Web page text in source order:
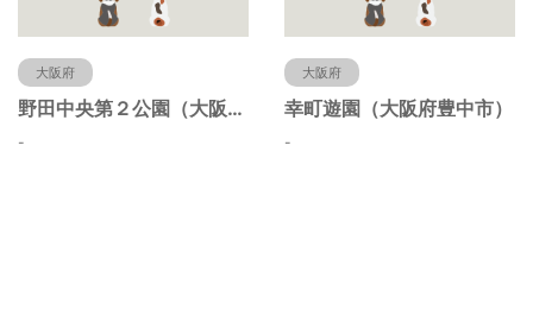
大阪府
野田中央第２公園（大阪府豊中市）
-
大阪府
幸町遊園（大阪府豊中市）
-